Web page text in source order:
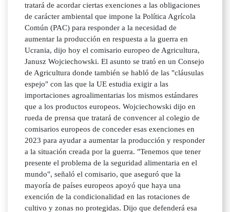
tratará de acordar ciertas exenciones a las obligaciones
de carácter ambiental que impone la Política Agrícola
Común (PAC) para responder a la necesidad de
aumentar la producción en respuesta a la guerra en
Ucrania, dijo hoy el comisario europeo de Agricultura,
Janusz Wojciechowski. El asunto se trató en un Consejo
de Agricultura donde también se habló de las "cláusulas
espejo" con las que la UE estudia exigir a las
importaciones agroalimentarias los mismos estándares
que a los productos europeos. Wojciechowski dijo en
rueda de prensa que tratará de convencer al colegio de
comisarios europeos de conceder esas exenciones en
2023 para ayudar a aumentar la producción y responder
a la situación creada por la guerra. "Tenemos que tener
presente el problema de la seguridad alimentaria en el
mundo", señaló el comisario, que aseguró que la
mayoría de países europeos apoyó que haya una
exención de la condicionalidad en las rotaciones de
cultivo y zonas no protegidas. Dijo que defenderá esa